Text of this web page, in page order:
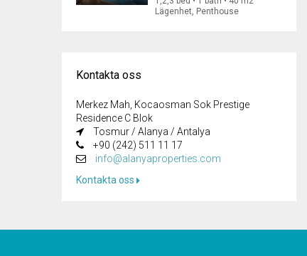
Lägenhet, Penthouse
Kontakta oss
Merkez Mah, Kocaosman Sok Prestige
Residence C Blok
Tosmur / Alanya / Antalya
+90 (242) 511 11 17
info@alanyaproperties.com
Kontakta oss